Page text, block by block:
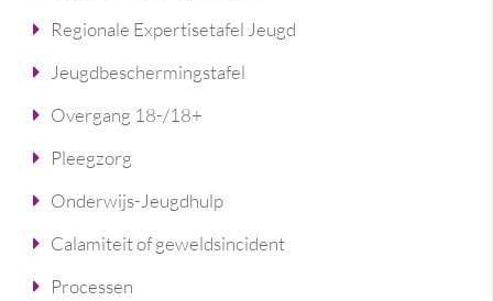
Regionale Expertisetafel Jeugd
Jeugdbeschermingstafel
Overgang 18-/18+
Pleegzorg
Onderwijs-Jeugdhulp
Calamiteit of geweldsincident
Processen